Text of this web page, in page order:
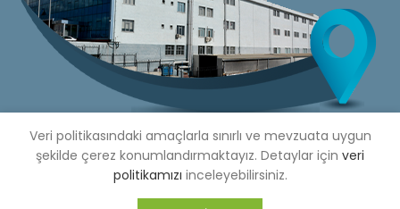
Copyright © 2020 Çetinkaya Pano |
Listesi
Veri politikasındaki amaçlarla sınırlı ve mevzuata uygun
şekilde çerez konumlandırmaktayız. Detaylar için veri
politikamızı inceleyebilirsiniz.